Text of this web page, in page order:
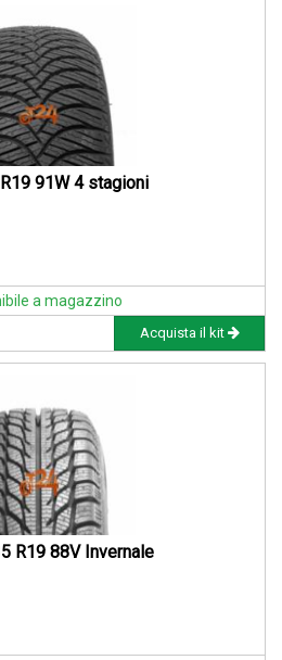
91W 4 stagioni
a magazzino
Acquista il kit
R19 88V Invernale